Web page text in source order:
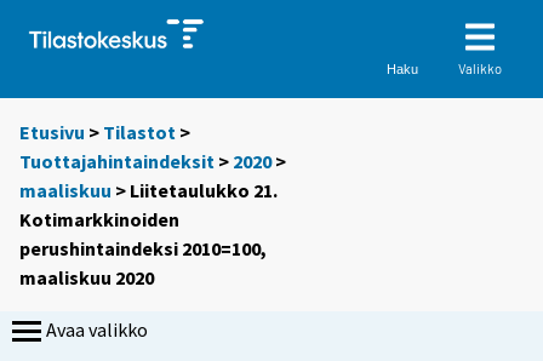
Haku Valikko
Etusivu > Tilastot >
Tuottajahintaindeksit > 2020>
maaliskuu > Liitetaulukko 21.
Kotimarkkinoiden
perushintaindeksi 2010=100,
maaliskuu 2020
Avaa valikko